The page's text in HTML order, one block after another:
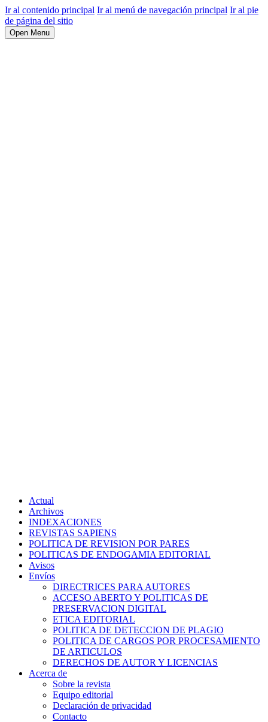
Ir al contenido principal Ir al menú de navegación principal Ir al pie
de página del sitio
Open Menu
Actual
Archivos
INDEXACIONES
REVISTAS SAPIENS
POLITICA DE REVISION POR PARES
POLITICAS DE ENDOGAMIA EDITORIAL
Avisos
Envíos
DIRECTRICES PARA AUTORES
ACCESO ABERTO Y POLITICAS DE
PRESERVACION DIGITAL
ETICA EDITORIAL
POLITICA DE DETECCION DE PLAGIO
POLITICA DE CARGOS POR PROCESAMIENTO
DE ARTICULOS
DERECHOS DE AUTOR Y LICENCIAS
Acerca de
Sobre la revista
Equipo editorial
Declaración de privacidad
Contacto